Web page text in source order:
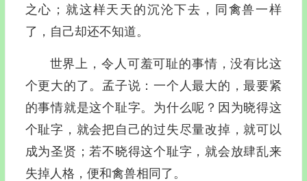
之心；就这样天天的沉沦下去，同禽兽一样
了，自己却还不知道。
世界上，令人可羞可耻的事情，没有比这
个更大的了。孟子说：一个人最大的，最要紧
的事情就是这个耻字。为什么呢？因为晓得这
个耻字，就会把自己的过失尽量改掉，就可以
成为圣贤；若不晓得这个耻字，就会放肆乱来
失掉人格，便和禽兽相同了。